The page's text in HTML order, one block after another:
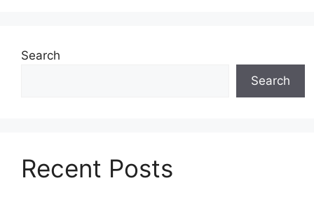
Search
Search
Recent Posts